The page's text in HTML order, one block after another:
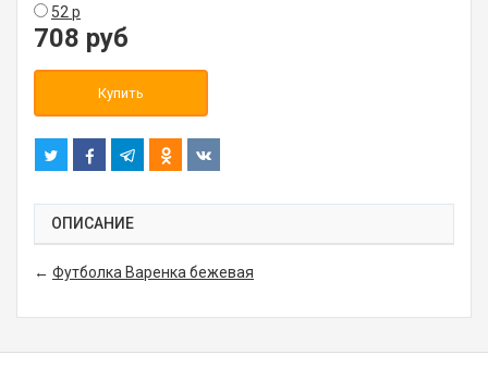
52 р
708 руб
Купить
ОПИСАНИЕ
← Футболка Варенка бежевая